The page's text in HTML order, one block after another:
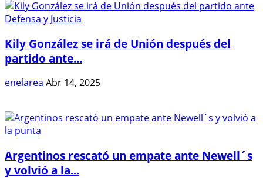
Kily González se irá de Unión después del
partido ante...
enelarea Abr 14, 2025
Argentinos rescató un empate ante Newell´s
y volvió a la...